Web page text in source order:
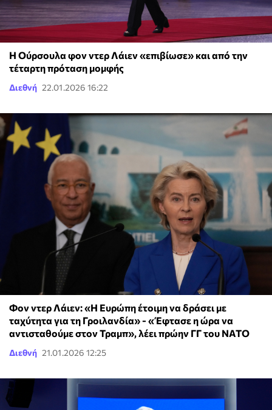
Η Ούρσουλα φον ντερ Λάιεν «επιβίωσε» και από την
τέταρτη πρόταση μομφής
Διεθνή 22.01.2026 16:22
Φον ντερ Λάιεν: «Η Ευρώπη έτοιμη να δράσει με
ταχύτητα για τη Γροιλανδία» - «Έφτασε η ώρα να
αντισταθούμε στον Τραμπ», λέει πρώην ΓΓ του ΝΑΤΟ
Διεθνή 21.01.2026 12:25